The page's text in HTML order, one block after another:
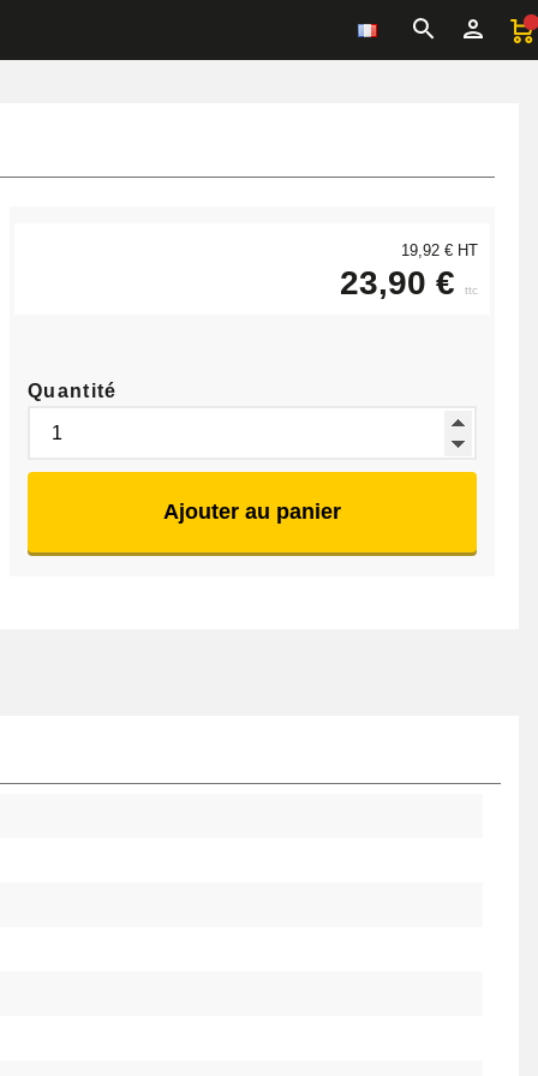
19,92 € HT
23,90 € ttc
Quantité
Ajouter au panier